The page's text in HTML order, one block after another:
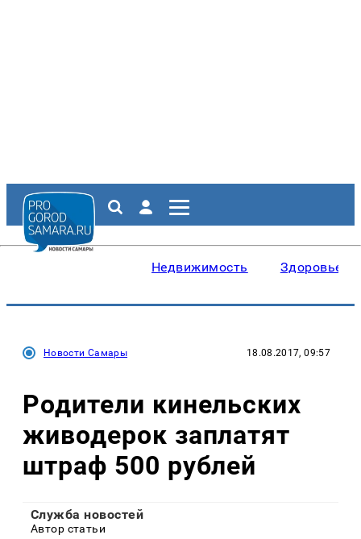
Недвижимость Здоровье
Новости Самары 18.08.2017, 09:57
Родители кинельских
живодерок заплатят
штраф 500 рублей
Служба новостей
Автор статьи